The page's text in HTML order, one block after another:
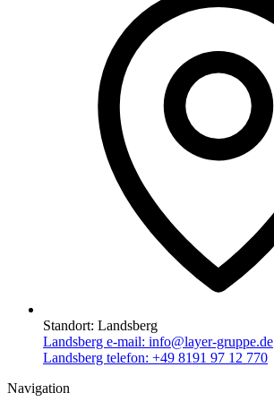
Standort: Landsberg
Landsberg e-mail: info@layer-gruppe.de
Landsberg telefon: +49 8191 97 12 770
Navigation